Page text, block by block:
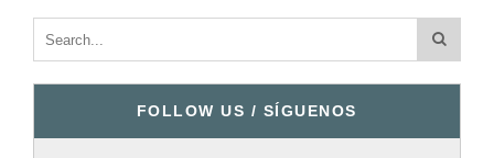
FOLLOW US / SÍGUENOS